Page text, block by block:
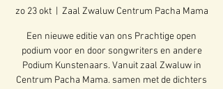
zo 23 okt
  |
Zaal Zwaluw Centrum Pacha Mama
Een nieuwe editie van ons Prachtige open
podium voor en door songwriters en andere
Podium Kunstenaars. Vanuit zaal Zwaluw in
Centrum Pacha Mama. samen met de dichters